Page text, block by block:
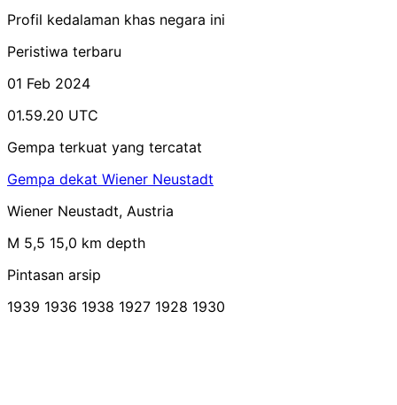
Profil kedalaman khas negara ini
Peristiwa terbaru
01 Feb 2024
01.59.20 UTC
Gempa terkuat yang tercatat
Gempa dekat Wiener Neustadt
Wiener Neustadt, Austria
M 5,5 15,0 km depth
Pintasan arsip
1939 1936 1938 1927 1928 1930